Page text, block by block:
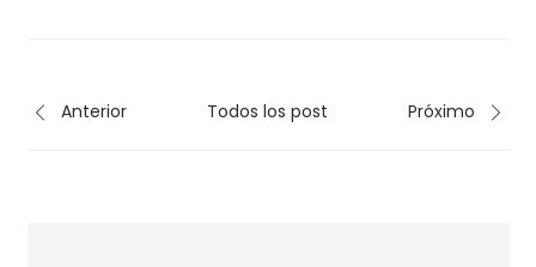
Anterior Todos los post Próximo